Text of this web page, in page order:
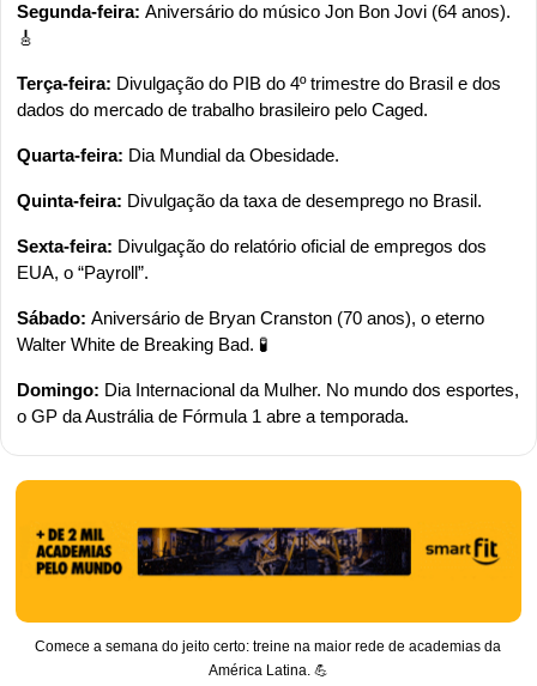
Segunda-feira:
🎸
Terça-feira: Divulgação do PIB do 4º trimestre do Brasil e dos
dados do mercado de trabalho brasileiro pelo Caged.
Quarta-feira: Dia Mundial da Obesidade.
Quinta-feira: Divulgação da taxa de desemprego no Brasil.
Sexta-feira: Divulgação do relatório oficial de empregos dos
EUA, o “Payroll”.
Sábado: Aniversário de Bryan Cranston (70 anos), o eterno
Walter White de Breaking Bad. 🧪
Domingo: Dia Internacional da Mulher. No mundo dos esportes,
o GP da Austrália de Fórmula 1 abre a temporada.
Comece a semana do jeito certo: treine na maior rede de academias da
América Latina. 💪